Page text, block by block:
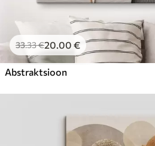
33.33€20.00 €
Abstraktsioon